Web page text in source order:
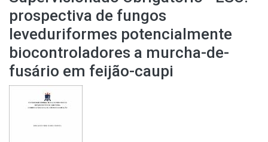
prospectiva de fungos
leveduriformes potencialmente
biocontroladores a murcha-de-
fusário em feijão-caupi